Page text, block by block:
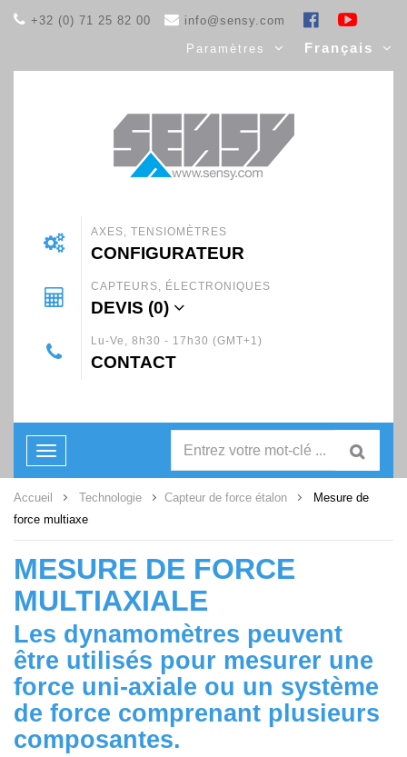
+32 (0) 71 25 82 00 info@sensy.com
Paramètres Français
AXES, TENSIOMÈTRES
CONFIGURATEUR
CAPTEURS, ÉLECTRONIQUES
DEVIS (0)
Lu-Ve, 8h30 - 17h30 (GMT+1)
CONTACT
Toggle
navigation
Accueil Technologie Capteur de force étalon
Mesure de
force multiaxe
MESURE DE FORCE
MULTIAXIALE
Les dynamomètres peuvent
être utilisés pour mesurer une
force uni-axiale ou un système
de force comprenant plusieurs
composantes.